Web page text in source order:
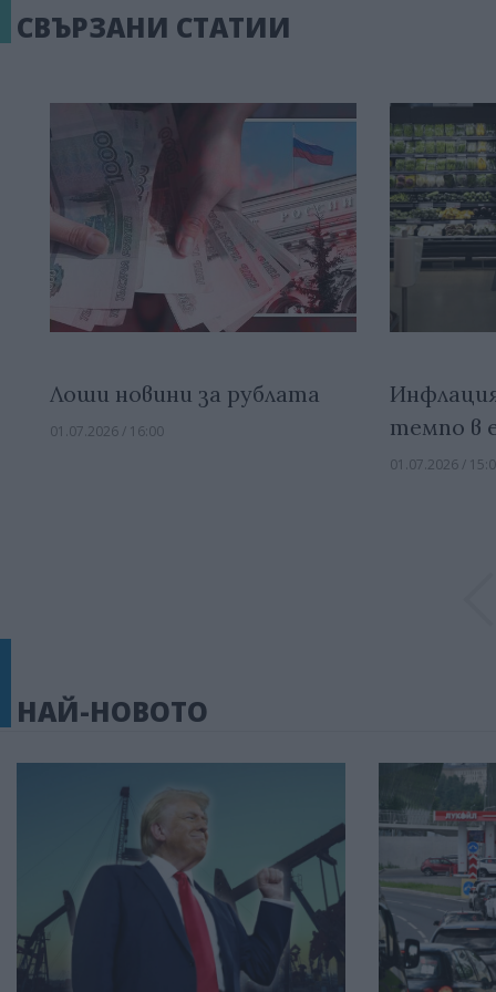
СВЪРЗАНИ СТАТИИ
Лоши новини за рублата
01.07.2026 / 16:00
темпо в
01.07.2026 /
НАЙ-НОВОТО